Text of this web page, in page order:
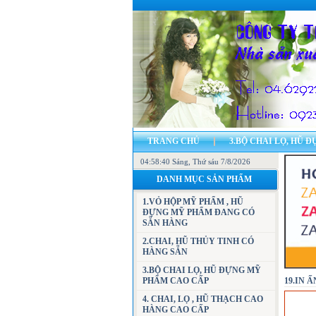
TRANG CHỦ 3.BỘ CHAI LỌ, HŨ
7.CÁC MẪU VỎ HỘP ĐỰNG MỸ PHẨM,
23.BẢN ĐỒ - ĐỊA CHỈ CÔNG TY
04:58:41 Sáng , Thứ sáu 7/8/2026
DANH MỤC SẢN PHẨM
1.VỎ HỘP MỸ PHẨM , HŨ
ĐỰNG MỸ PHẨM ĐANG CÓ
SẴN HÀNG
2.CHAI, HŨ THỦY TINH CÓ
HÀNG SẴN
3.BỘ CHAI LỌ, HŨ ĐỰNG MỸ
PHẨM CAO CẤP
4. CHAI, LỌ , HŨ THẠCH CAO
HÀNG CAO CẤP
19.IN